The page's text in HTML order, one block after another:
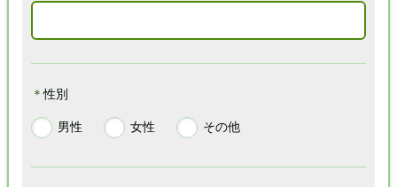
＊性別
男性
女性 その他